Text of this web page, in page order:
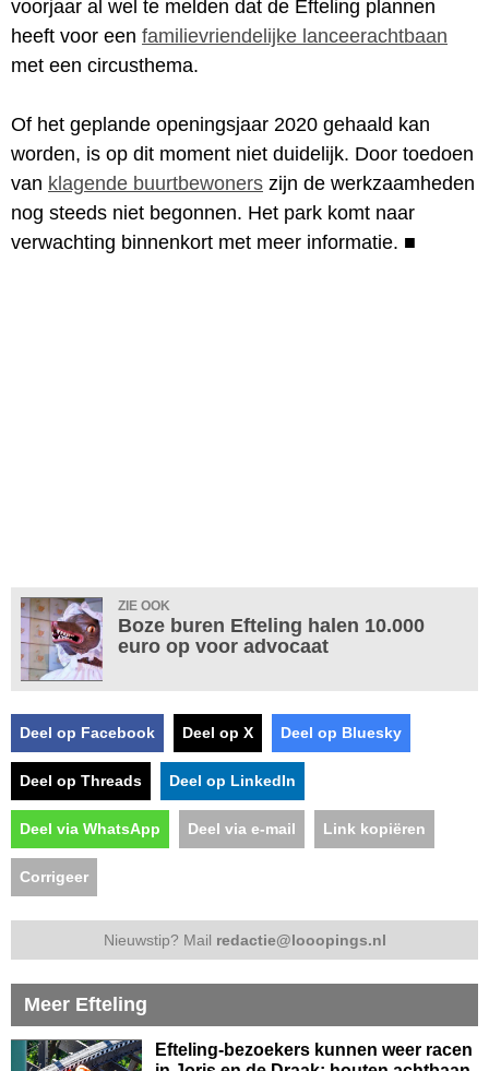
voorjaar al wel te melden dat de Efteling plannen
heeft voor een familievriendelijke lanceerachtbaan
met een circusthema.
Of het geplande openingsjaar 2020 gehaald kan
worden, is op dit moment niet duidelijk. Door toedoen
van klagende buurtbewoners zijn de werkzaamheden
nog steeds niet begonnen. Het park komt naar
verwachting binnenkort met meer informatie. ■
ZIE OOK
Boze buren Efteling halen 10.000
euro op voor advocaat
Deel op Facebook Deel op X Deel op Bluesky
Deel op Threads Deel op LinkedIn
Deel via WhatsApp Deel via e-mail Link kopiëren
Corrigeer
Nieuwstip? Mail redactie@looopings.nl
Meer Efteling
Efteling-bezoekers kunnen weer racen